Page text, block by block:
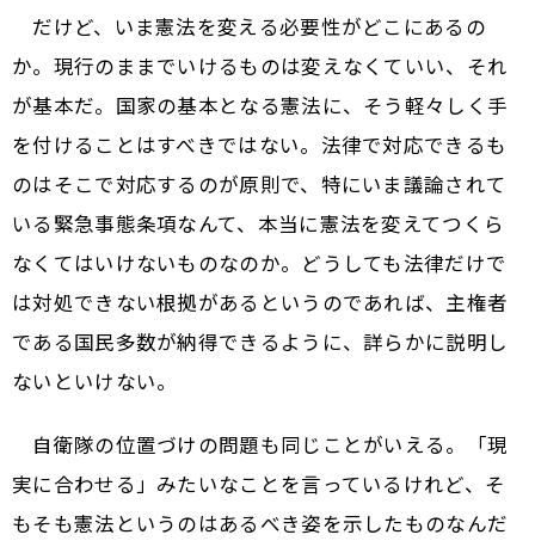
だけど、いま憲法を変える必要性がどこにあるの
か。現行のままでいけるものは変えなくていい、それ
が基本だ。国家の基本となる憲法に、そう軽々しく手
を付けることはすべきではない。法律で対応できるも
のはそこで対応するのが原則で、特にいま議論されて
いる緊急事態条項なんて、本当に憲法を変えてつくら
なくてはいけないものなのか。どうしても法律だけで
は対処できない根拠があるというのであれば、主権者
である国民多数が納得できるように、詳らかに説明し
ないといけない。
自衛隊の位置づけの問題も同じことがいえる。「現
実に合わせる」みたいなことを言っているけれど、そ
もそも憲法というのはあるべき姿を示したものなんだ